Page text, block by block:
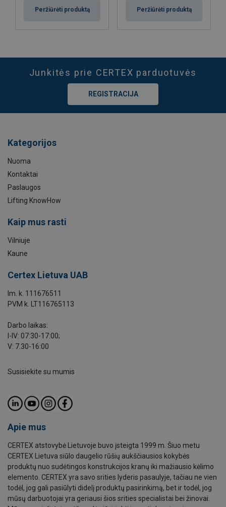
Peržiūrėti produktą Peržiūrėti produktą
Junkitės prie CERTEX parduotuvės
REGISTRACIJA
Kategorijos
Nuoma
Kontaktai
Paslaugos
Lifting KnowHow
Kaip mus rasti
Vilniuje
Kaune
Certex Lietuva UAB
Im. k. 111676511
PVM k. LT116765113
Darbo laikas:
I-IV: 07:30-17:00;
V: 7.30-16:00
Susisiekite su mumis
Apie mus
CERTEX atstovybė Lietuvoje buvo įsteigta 1999 m. Šiuo metu
CERTEX Lietuva siūlo daugelio rūšių aukščiausios kokybės
produktų nuo sudėtingos konstrukcijos kranų iki mažiausio kėlimo
elemento. CERTEX yra savo srities lyderis pasaulyje, tačiau ne vien
todėl, jog gali pasiūlyti didelį produktų pasirinkimą, bet ir todėl, jog
mūsų darbuotojai yra geriausi šios srities specialistai bei žinovai.